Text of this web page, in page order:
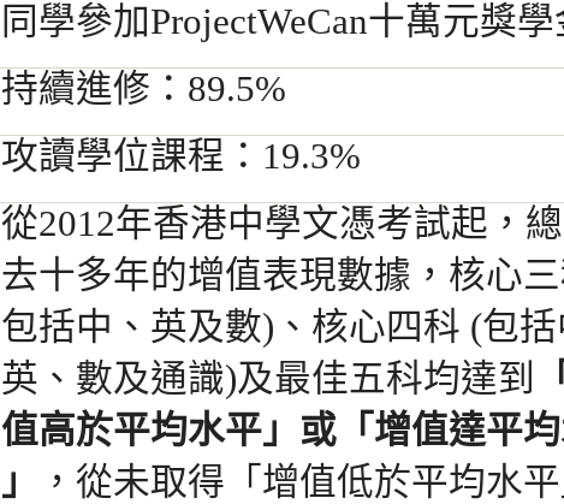
同學參加ProjectWeCan十萬元獎學
持續進修：89.5%
攻讀學位課程：19.3%
從2012年香港中學文憑考試起，
去十多年的增值表現數據，核心
包括中、英及數)、核心四科 (包括
英 、數及通識)及最佳五科均達到 「
值高於平均水平」或「增值達平
」
， 從未取得「增值低於平均水平